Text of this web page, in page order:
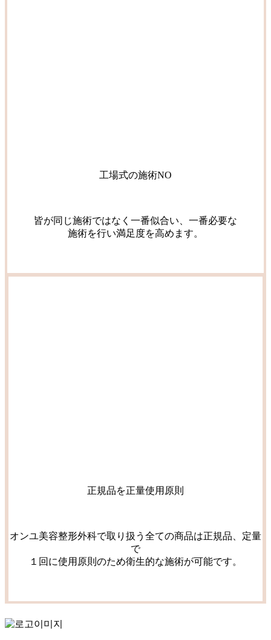
工場式の施術NO
皆が同じ施術ではなく一番似合い、一番必要な
施術を行い満足度を高めます。
正規品を正量使用原則
オンユ美容整形外科で取り扱う全ての商品は正規品、定量
で
１回に使用原則のため衛生的な施術が可能です。